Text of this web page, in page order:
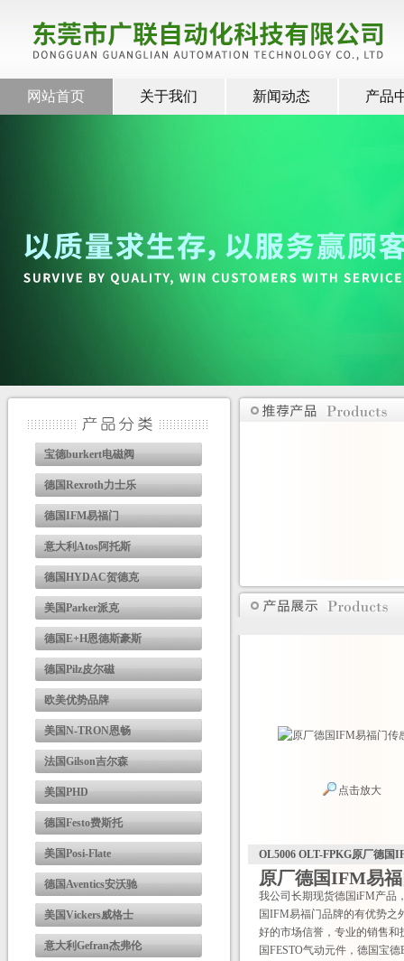
网站首页 关于我们 新闻动态 产品
宝德burkert电磁阀
德国Rexroth力士乐
德国IFM易福门
意大利Atos阿托斯
德国HYDAC贺德克
美国Parker派克
德国E+H恩德斯豪斯
德国Pilz皮尔磁
欧美优势品牌
美国N-TRON恩畅
法国Gilson吉尔森
美国PHD
德国Festo费斯托
美国Posi-Flate
德国Aventics安沃驰
美国Vickers威格士
意大利Gefran杰弗伦
点击放大
OL5006 OLT-FPKG原厂德国
原厂德国IFM易
我公司长期现货德国iFM产品
国IFM易福门品牌的有优势之
好的市场信誉，专业的销售
国FESTO气动元件，德国宝